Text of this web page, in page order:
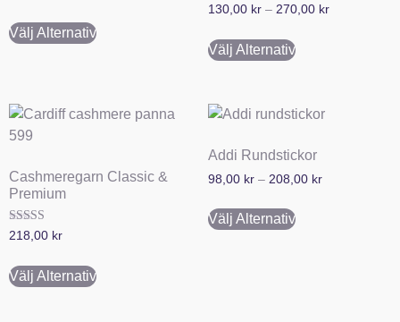
Välj Alternativ
130,00 kr – 270,00 kr
Välj Alternativ
Cashmeregarn Classic &
Premium
Betygsatt
218,00 kr
Välj Alternativ
Addi Rundstickor
98,00 kr – 208,00 kr
Välj Alternativ